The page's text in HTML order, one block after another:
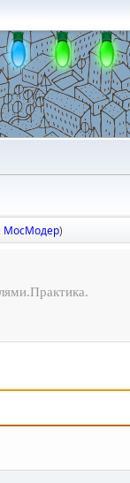
МосМодер)